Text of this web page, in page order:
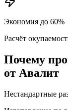
Экономия до 60%
Расчёт
Почему
от Авалит
Нестандартные